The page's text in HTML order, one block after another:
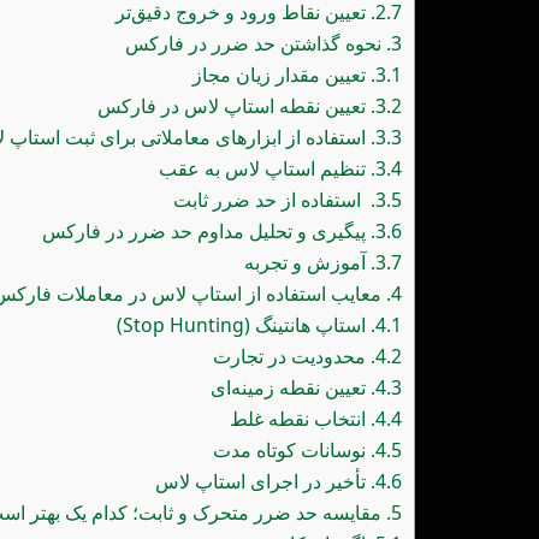
2.7. تعیین نقاط ورود و خروج دقیق‌تر
3. نحوه گذاشتن حد ضرر در فارکس
3.1. تعیین مقدار زیان مجاز
3.2. تعیین نقطه استاپ لاس در فارکس
3.3. استفاده از ابزارهای معاملاتی برای ثبت
3.4. تنظیم استاپ لاس به عقب
3.5. استفاده از حد ضرر ثابت
3.6. پیگیری و تحلیل مداوم حد ضرر در فارکس
3.7. آموزش و تجربه
4. معایب استفاده از استاپ لاس در معاملات
4.1. استاپ هانتینگ (Stop Hunting)
4.2. محدودیت در تجارت
4.3. تعیین نقطه زمینه‌ای
4.4. انتخاب نقطه غلط
4.5. نوسانات کوتاه مدت
4.6. تأخیر در اجرای استاپ لاس
5. مقایسه حد ضرر متحرک و ثابت؛ کدام یک بهتر